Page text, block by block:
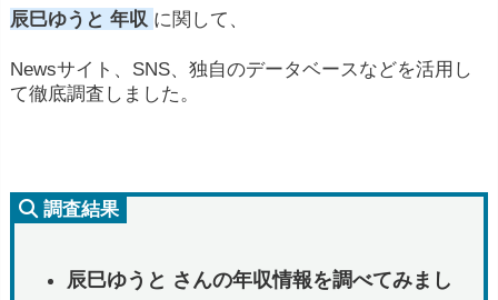
辰巳ゆうと 年収 に関して、
Newsサイト、SNS、独自のデータベースなどを活用し
て徹底調査しました。
調査結果
辰巳ゆうと さんの年収情報を調べてみまし